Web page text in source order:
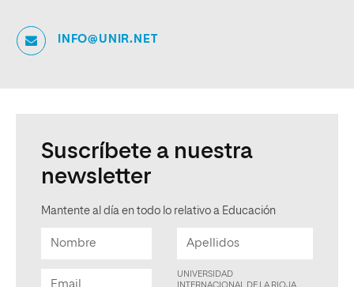
INFO@UNIR.NET
Suscríbete a nuestra
newsletter
Mantente al día en todo lo relativo a Educación